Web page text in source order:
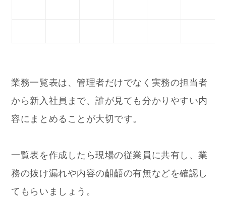
業務一覧表は、管理者だけでなく実務の担当者
から新入社員まで、誰が見ても分かりやすい内
容にまとめることが大切です。
一覧表を作成したら現場の従業員に共有し、業
務の抜け漏れや内容の齟齬の有無などを確認し
てもらいましょう。